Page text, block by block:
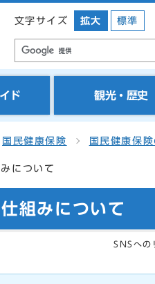
文字サイズ 拡大 標準
ド 観光・歴史
国民健康保険 国民健康保
について
組みについて
SNSへの